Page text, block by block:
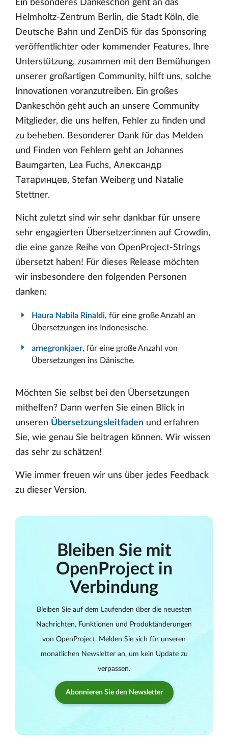
Ein besonderes Dankeschön geht an das
Helmholtz-Zentrum Berlin, die Stadt Köln, die
Deutsche Bahn und ZenDiS für das Sponsoring
veröffentlichter oder kommender Features. Ihre
Unterstützung, zusammen mit den Bemühungen
unserer großartigen Community, hilft uns, solche
Innovationen voranzutreiben. Ein großes
Dankeschön geht auch an unsere Community
Mitglieder, die uns helfen, Fehler zu finden und
zu beheben. Besonderer Dank für das Melden
und Finden von Fehlern geht an Johannes
Baumgarten, Lea Fuchs, Александр
Татаринцев, Stefan Weiberg und Natalie
Stettner.
Nicht zuletzt sind wir sehr dankbar für unsere
sehr engagierten Übersetzer:innen auf Crowdin,
die eine ganze Reihe von OpenProject-Strings
übersetzt haben! Für dieses Release möchten
wir insbesondere den folgenden Personen
danken:
Haura Nabila Rinaldi, für eine große Anzahl an
Übersetzungen ins Indonesische.
arnegronkjaer, für eine große Anzahl von
Übersetzungen ins Dänische.
Möchten Sie selbst bei den Übersetzungen
mithelfen? Dann werfen Sie einen Blick in
unseren Übersetzungsleitfaden und erfahren
Sie, wie genau Sie beitragen können. Wir wissen
das sehr zu schätzen!
Wie immer freuen wir uns über jedes Feedback
zu dieser Version.
Bleiben Sie mit
OpenProject in
Verbindung
Bleiben Sie auf dem Laufenden über die neuesten
Nachrichten, Funktionen und Produktänderungen
von OpenProject. Melden Sie sich für unseren
monatlichen Newsletter an, um kein Update zu
verpassen.
Abonnieren Sie den Newsletter